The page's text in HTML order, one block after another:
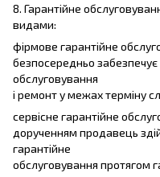
8. Гарантійне
видами:
фірмове гарантійне
безпосередньо
обслуговування
і ремонт у межах терміну
сервісне гарантійне
дорученням продавець
гарантійне
обслуговування протягом